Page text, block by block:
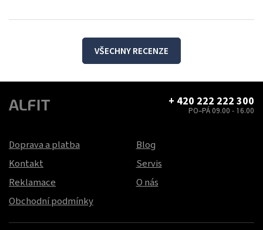
VŠECHNY RECENZE
+ 420 222 222 300
PO–PÁ 09.00 - 16.00
Doprava a platba
Kontakt
Reklamace
Obchodní podmínky
Blog
Servis
O nás